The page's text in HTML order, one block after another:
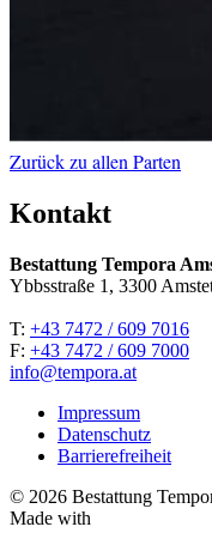
Zurück zu allen Parten
Kontakt
Bestattung Tempora
Ybbsstraße 1, 3300
T: +43 7472 / 609 7016
F: +43 7472 / 609 7000
info@tempora.at
Impressum
Datenschutz
Barrierefreiheit
© 2026 Bestattung
Made with